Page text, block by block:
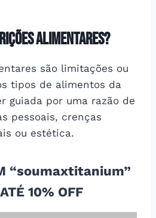
alimentares?
são limitações ou
tipos de alimentos da
guiada por uma razão de
pessoais, crenças
ou estética.
“soumaxtitanium”
10% OFF